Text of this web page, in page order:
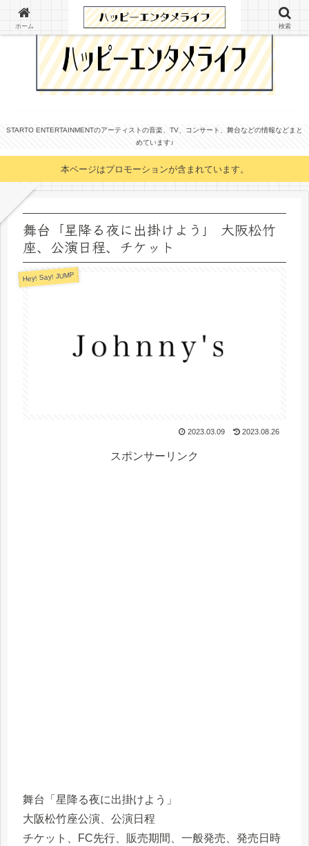
STARTO ENTERTAINMENTのアーティストの音楽、TV、コンサート、舞台などの情報などまと
めています♪
本ページはプロモーションが含まれています。
舞台「星降る夜に出掛けよう」 大阪松竹
座、公演日程、チケット
Hey! Say! JUMP
2023.03.09 2023.08.26
スポンサーリンク
舞台「星降る夜に出掛けよう」
大阪松竹座公演、公演日程
チケット、FC先行、販売期間、一般発売、発売日時
ホーム 検索